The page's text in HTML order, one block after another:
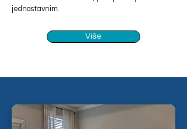
jednostavnim.
Više